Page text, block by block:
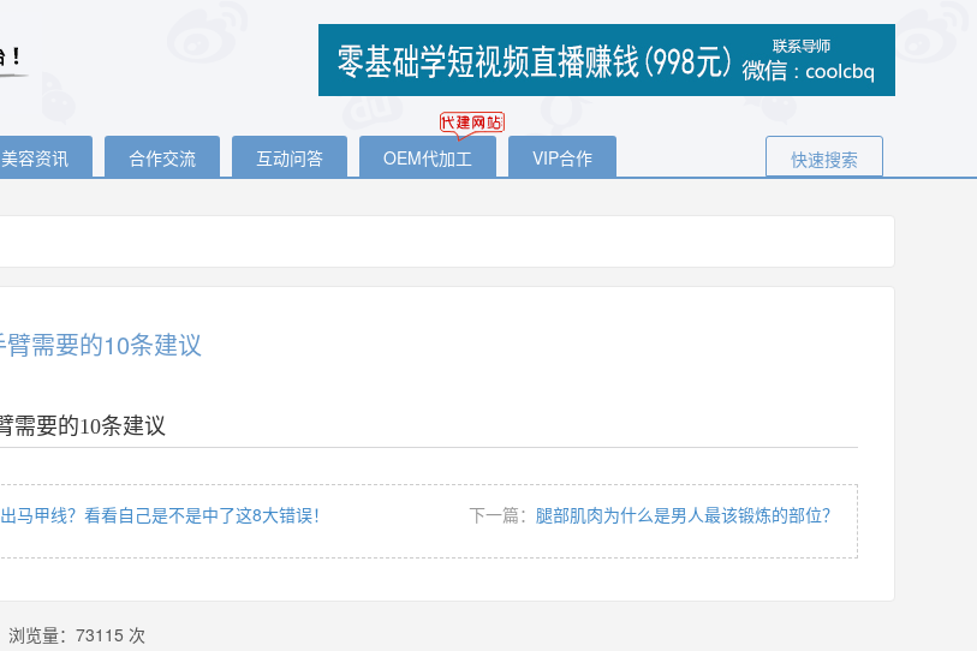
美容资讯 合作交流 互动问答 OEM代加工 VIP合作 快速搜索
需要的10条建议
需要的10条建议
马甲线？看看自己是不是中了这8大错误！ 下一篇： 腿部肌肉为什么是男人最该锻炼的部位？
浏览量： 73115 次